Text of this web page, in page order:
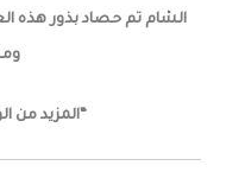
الشام تم حصاد بذور هذه
“المزيد من